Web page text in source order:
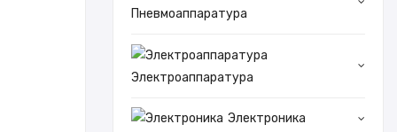
Пневмоаппаратура
Электроаппаратура
Электроника